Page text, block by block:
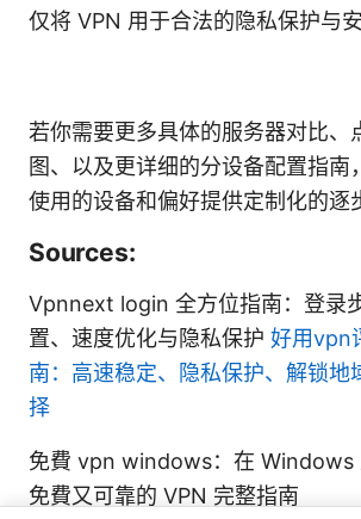
仅将 VPN 用于合法的隐私保护与
若你需要更多具体的服务器对比、
图、以及更详细的分设备配置指南
使用的设备和偏好提供定制化的逐
Sources:
Vpnnext login 全方位指南：登录
置、速度优化与隐私保护 好用vpn
南：高速稳定、隐私保护、解锁地
择
免費 vpn windows：在 Windows
免費又可靠的 VPN 完整指南